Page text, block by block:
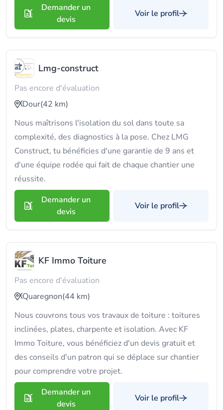
Demander un
devis
Voir le profil
Lmg-construct
Pas encore d'évaluation
Dour(42 km)
Nous maîtrisons l'isolation du sol dans toute sa
complexité, des diagnostics à la pose. Chez LMG
Construct, tu bénéficies d'une garantie de 9 ans et
d'une équipe rodée qui fait de chaque chantier une
réussite.
Demander un
devis
Voir le profil
KF Immo Toiture
Pas encore d'évaluation
Quaregnon(44 km)
Nous couvrons tous vos travaux de toiture : toitures
inclinées, plates, charpente et isolation. Avec KF
Immo Toiture, vous bénéficiez d'un devis gratuit et
des conseils d'un patron qui se déplace sur chantier
pour comprendre votre projet.
Demander un
devis
Voir le profil